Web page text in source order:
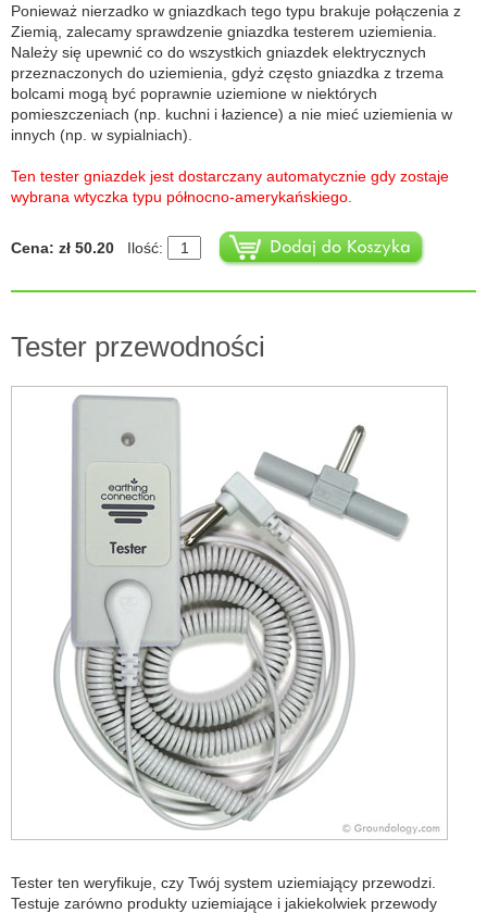
Ponieważ nierzadko w gniazdkach tego typu brakuje połączenia z
Ziemią, zalecamy sprawdzenie gniazdka testerem uziemienia.
Należy się upewnić co do wszystkich gniazdek elektrycznych
przeznaczonych do uziemienia, gdyż często gniazdka z trzema
bolcami mogą być poprawnie uziemione w niektórych
pomieszczeniach (np. kuchni i łazience) a nie mieć uziemienia w
innych (np. w sypialniach).
Ten tester gniazdek jest dostarczany automatycznie gdy zostaje
wybrana wtyczka typu północno-amerykańskiego.
Cena: zł 50.20 Ilość:
Tester przewodności
Tester ten weryfikuje, czy Twój system uziemiający przewodzi.
Testuje zarówno produkty uziemiające i jakiekolwiek przewody